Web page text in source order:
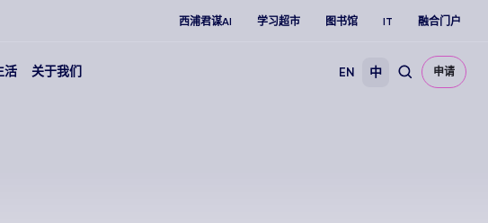
西浦君谋AI 学习超市 图书馆 IT 融合门户
活 关于我们 EN 中 申请